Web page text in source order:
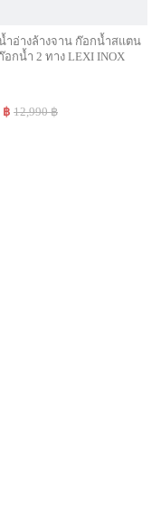
ำอ่างล้างจาน ก๊อกน้ำสแตน
อกน้ำ 2 ทาง LEXI INOX
฿ 12,990 ฿